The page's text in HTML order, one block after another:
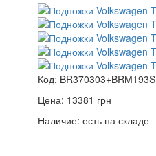
Код: BR370303+BRM193S
Цена: 13381 грн
Наличие: есть на складе